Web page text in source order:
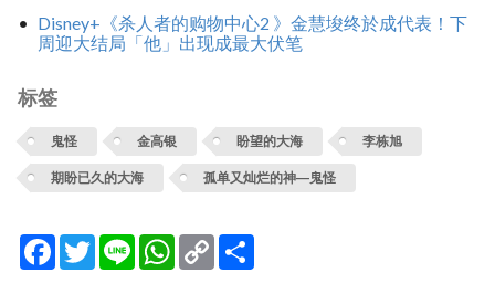
Disney+《杀人者的购物中心2 》金慧埈终於成代表！下
周迎大结局「他」出现成最大伏笔
标签
鬼怪 金高银 盼望的大海 李栋旭
期盼已久的大海 孤单又灿烂的神―鬼怪
Facebook
TwitterLine WhatsApp
Copy
Link